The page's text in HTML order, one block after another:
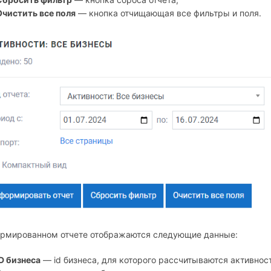
все поля — кнопка отчищающая все фильтры и поля.
отчете отображаются следующие данные:
бизнеса — id бизнеса, для которого рассчитываются